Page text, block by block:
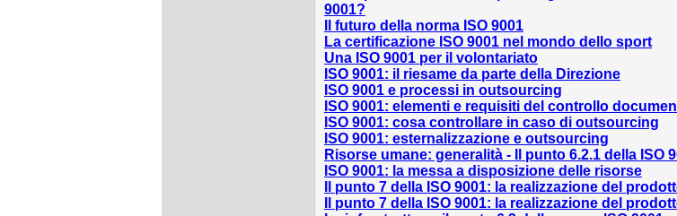
9001?
Il futuro della norma ISO 9001
La certificazione ISO 9001 nel mondo dello sport
Una ISO 9001 per il volontariato
ISO 9001: il riesame da parte della Direzione
ISO 9001 e processi in outsourcing
ISO 9001: elementi e requisiti del controllo
ISO 9001: cosa controllare in caso di outsourcing
ISO 9001: esternalizzazione e outsourcing
Risorse umane: generalità - Il punto 6.2.1 della ISO
ISO 9001: la messa a disposizione delle risorse
Il punto 7 della ISO 9001: la realizzazione del
Il punto 7 della ISO 9001: la realizzazione del